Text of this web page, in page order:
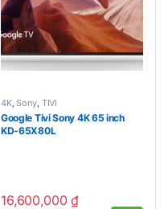
4K,Sony, TIVI
Google Tivi Sony 4K 65 inch
KD-65X80L
16,600,000₫